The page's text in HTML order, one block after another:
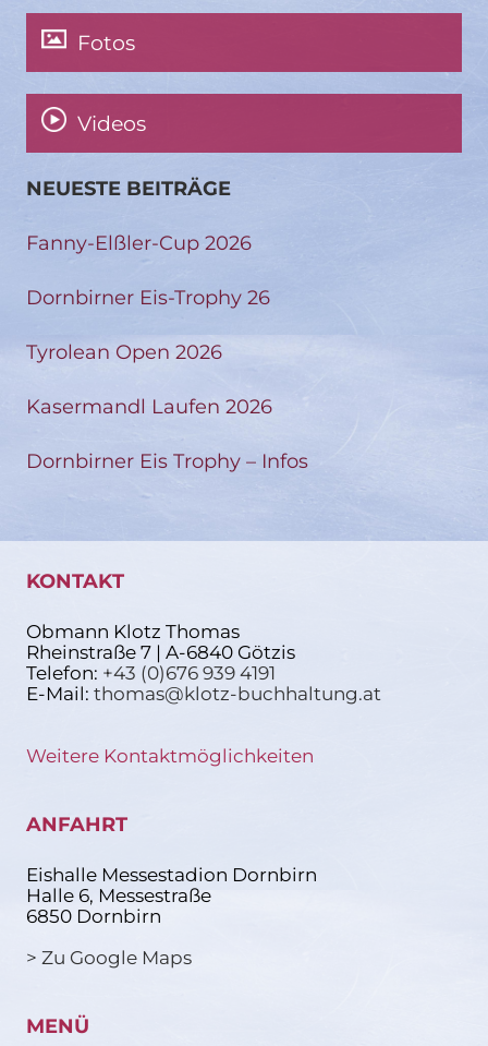
Fotos
Videos
NEUESTE BEITRÄGE
Fanny-Elßler-Cup 2026
Dornbirner Eis-Trophy 26
Tyrolean Open 2026
Kasermandl Laufen 2026
Dornbirner Eis Trophy – Infos
KONTAKT
Obmann Klotz Thomas
Rheinstraße 7 | A-6840 Götzis
Telefon: +43 (0)676 939 4191
E-Mail: thomas@klotz-buchhaltung.at
Weitere Kontaktmöglichkeiten
ANFAHRT
Eishalle Messestadion Dornbirn
Halle 6, Messestraße
6850 Dornbirn
> Zu Google Maps
MENÜ